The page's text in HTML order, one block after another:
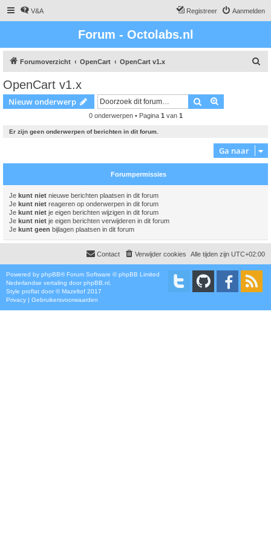
V&A Aanmelden
Registreer
Forum - Octolabs.nl
Forumoverzicht OpenCart OpenCart v1.x
OpenCart v1.x
Nieuw onderwerp Zoek
0 onderwerpen • Pagina 1 van 1
Er zijn geen onderwerpen of berichten in dit forum.
Ga naar
Forumpermissies
Je kunt niet nieuwe berichten plaatsen in dit forum
Je kunt niet reageren op onderwerpen in dit forum
Je kunt niet je eigen berichten wijzigen in dit forum
Je kunt niet je eigen berichten verwijderen in dit forum
Je kunt geen bijlagen plaatsen in dit forum
Alle tijden zijn UTC+02:00
Verwijder cookies
Contact
Powered by phpBB® Forum Software © phpBB Limited
Nederlandse vertaling door phpBB.nl
Style proflat door ©Mazeltof 2017
Privacy | Gebruikersvoorwaarden